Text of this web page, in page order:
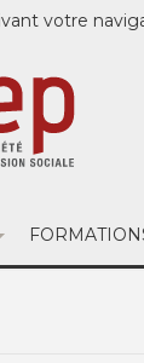
votre